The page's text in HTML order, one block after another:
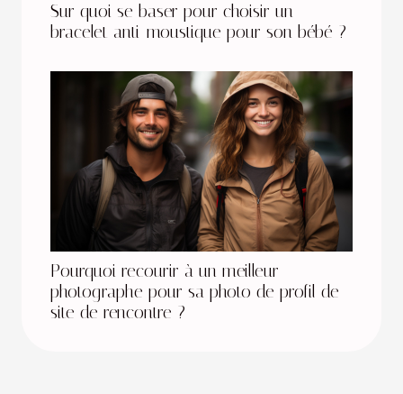
Sur quoi se baser pour choisir un
bracelet anti-moustique pour son bébé ?
Pourquoi recourir à un meilleur
photographe pour sa photo de profil de
site de rencontre ?